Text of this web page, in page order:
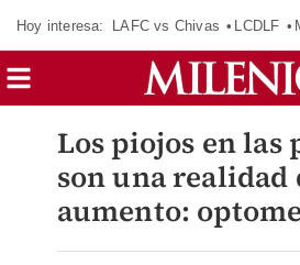
Hoy interesa: LAFC vs Chivas LCDLF
Los piojos en las
son una realidad
aumento: